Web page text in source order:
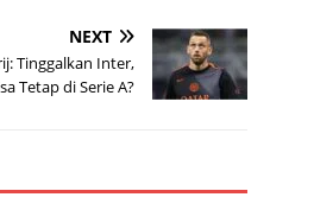
NEXT
Tinggalkan Inter,
Tetap di Serie A?